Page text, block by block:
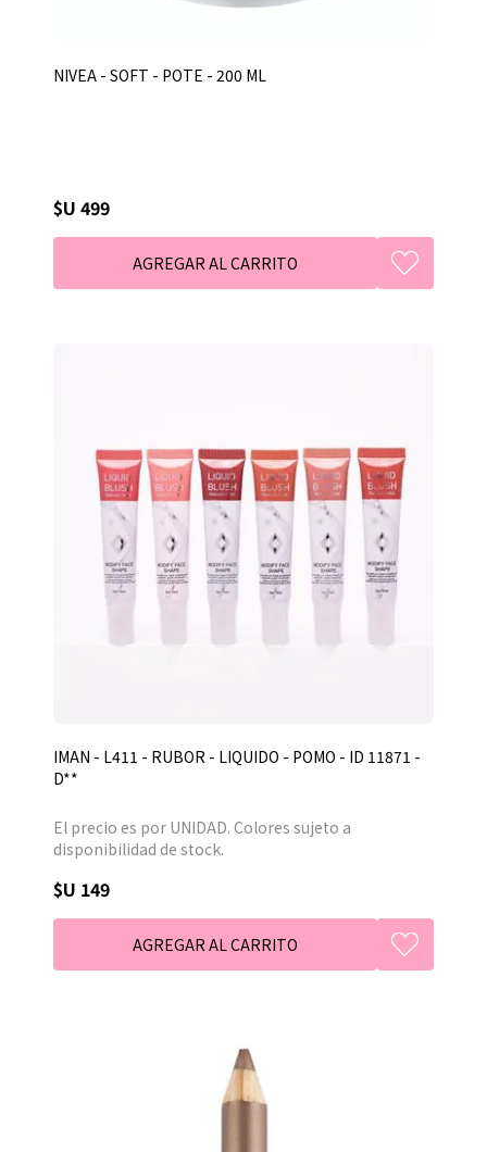
NIVEA - SOFT - POTE - 200 ML
$U 499
IMAN - L411 - RUBOR - LIQUIDO - POMO - ID 11871 -
D**
El precio es por UNIDAD. Colores sujeto a
disponibilidad de stock.
$U 149